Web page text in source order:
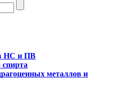
НС и ПВ
спирта
металлов и